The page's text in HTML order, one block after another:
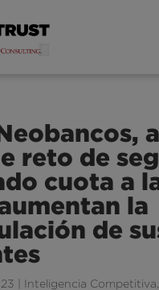
reto de
cuota a
la
de
Inteligencia Competitiva